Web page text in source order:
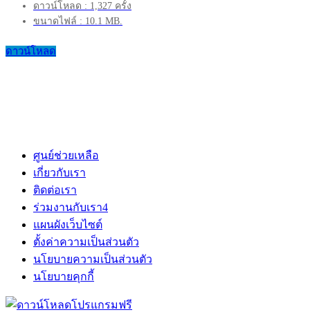
ดาวน์โหลด : 1,327 ครั้ง
ขนาดไฟล์ : 10.1 MB.
ดาวน์โหลด
ศูนย์ช่วยเหลือ
เกี่ยวกับเรา
ติดต่อเรา
ร่วมงานกับเรา4
แผนผังเว็บไซต์
ตั้งค่าความเป็นส่วนตัว
นโยบายความเป็นส่วนตัว
นโยบายคุกกี้